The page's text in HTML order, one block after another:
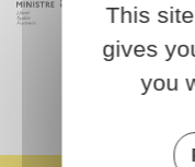
This
gives
you